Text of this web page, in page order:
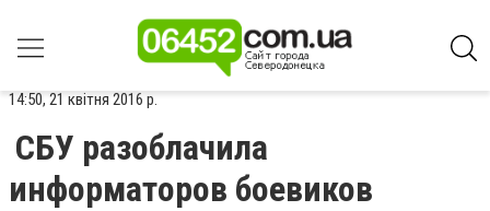
14:50, 21 квітня 2016 р.
СБУ разоблачила
информаторов боевиков